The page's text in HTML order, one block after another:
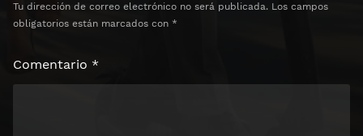
Tu dirección de correo electrónico no será publicada. Los campos
obligatorios están marcados con *
Comentario *